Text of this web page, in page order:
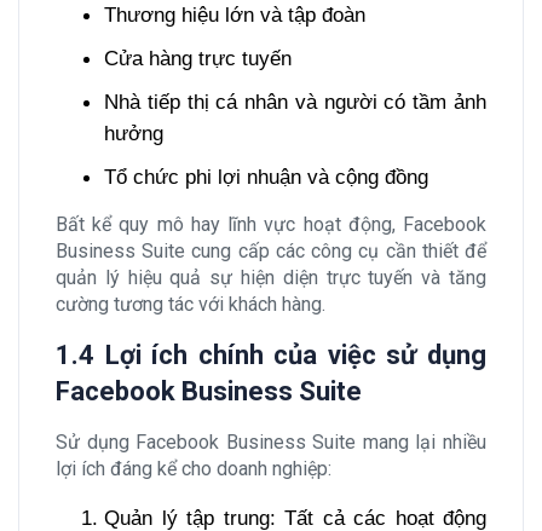
Thương hiệu lớn và tập đoàn
Cửa hàng trực tuyến
Nhà tiếp thị cá nhân và người có tầm ảnh
hưởng
Tổ chức phi lợi nhuận và cộng đồng
Bất kể quy mô hay lĩnh vực hoạt động, Facebook
Business Suite cung cấp các công cụ cần thiết để
quản lý hiệu quả sự hiện diện trực tuyến và tăng
cường tương tác với khách hàng.
1.4 Lợi ích chính của việc sử dụng
Facebook Business Suite
Sử dụng Facebook Business Suite mang lại nhiều
lợi ích đáng kể cho doanh nghiệp:
Quản lý tập trung: Tất cả các hoạt động